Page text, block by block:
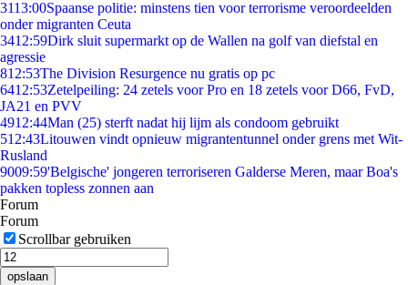
3113:00Spaanse politie: minstens tien voor terrorisme veroordeelden
onder migranten Ceuta
3412:59Dirk sluit supermarkt op de Wallen na golf van diefstal en
agressie
812:53The Division Resurgence nu gratis op pc
6412:53Zetelpeiling: 24 zetels voor Pro en 18 zetels voor D66, FvD,
JA21 en PVV
4912:44Man (25) sterft nadat hij lijm als condoom gebruikt
512:43Litouwen vindt opnieuw migrantentunnel onder grens met Wit-
Rusland
9009:59'Belgische' jongeren terroriseren Galderse Meren, maar Boa's
pakken topless zonnen aan
Forum
Forum
Scrollbar gebruiken
opslaan